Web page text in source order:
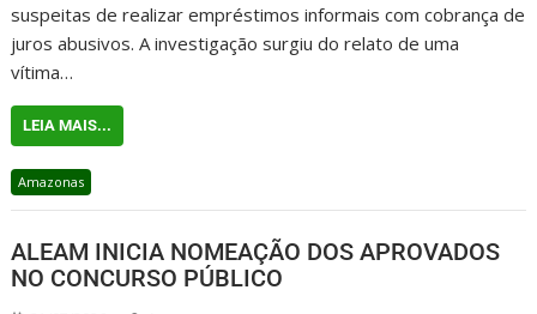
suspeitas de realizar empréstimos informais com cobrança de
juros abusivos. A investigação surgiu do relato de uma
vítima…
LEIA MAIS...
Amazonas
ALEAM INICIA NOMEAÇÃO DOS APROVADOS
NO CONCURSO PÚBLICO